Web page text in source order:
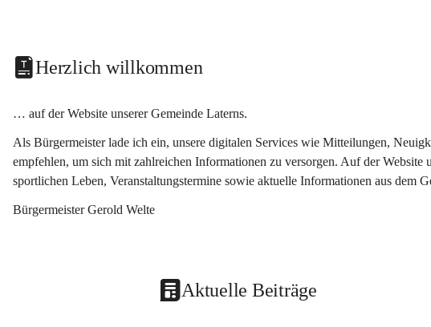
Herzlich willkommen
… auf der Website unserer Gemeinde Laterns.
Als Bürgermeister lade ich ein, unsere digitalen Services wie Mitteilungen,
empfehlen, um sich mit zahlreichen Informationen zu versorgen. Auf der
sportlichen Leben, Veranstaltungstermine sowie aktuelle Informationen aus dem
Bürgermeister Gerold Welte
Aktuelle Beiträge